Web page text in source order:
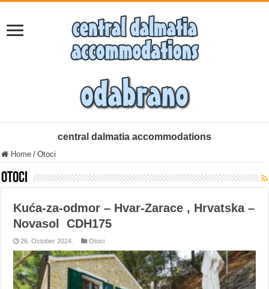
central dalmatia accommodations
Home / Otoci
Otoci
Kuća-za-odmor – Hvar-Zarace , Hrvatska –
Novasol CDH175
26. October 2024. Otoci